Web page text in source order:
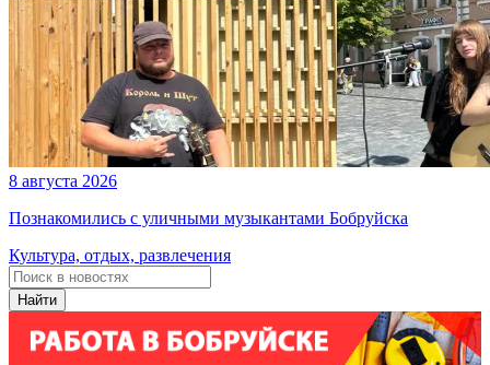
8 августа 2026
Познакомились с уличными музыкантами Бобруйска
Культура, отдых, развлечения
Найти